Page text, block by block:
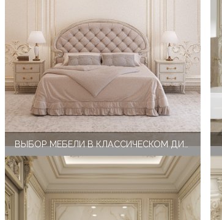
ВЫБОР МЕБЕЛИ В КЛАССИЧЕСКОМ ДИЗАЙНЕ ВАННОЙ КОМНАТЫ КЛАССА ЛЮКС